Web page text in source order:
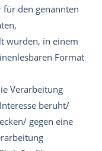
für den genannten
wurden, in einem
Format
Verarbeitung
beruht/
gegen eine